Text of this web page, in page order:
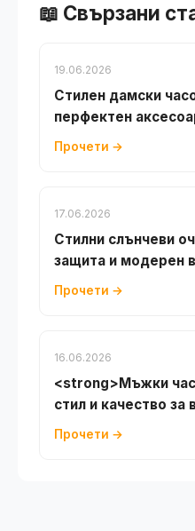
📖 Свързани
19.06.2026
Стилен дамски
перфектен
Прочети →
17.06.2026
Стилни слънчеви
защита и модерен
Прочети →
16.06.2026
<strong>Мъжки
стил и качество
Прочети →